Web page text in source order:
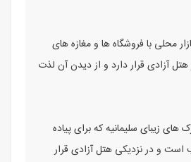
محلی با فروشگاه‌ ها و مغازه‌ های
آزادی قرار دارد و از دیدن آن لذت
های زیبای سلیمانیه که برای پیاده‌
و در نزدیکی هتل آزادی قرار